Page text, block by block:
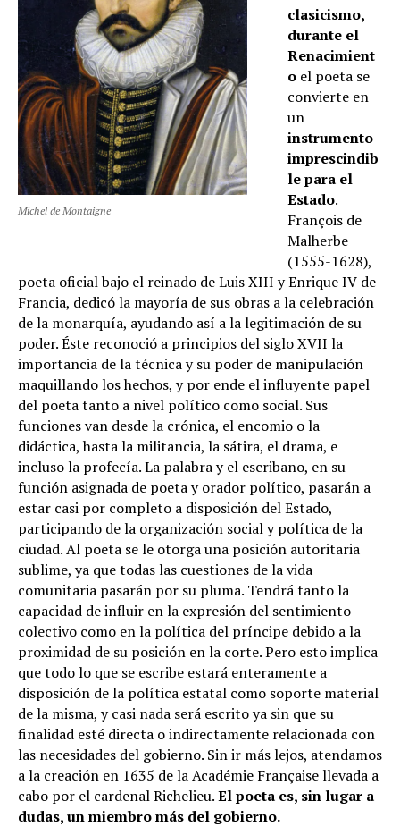
Michel de Montaigne
clasicismo,
durante el
Renacimient
o el poeta se
convierte en
un
instrumento
imprescindib
le para el
Estado.
François de
Malherbe
(1555-1628),
poeta oficial bajo el reinado de Luis XIII y Enrique IV de
Francia, dedicó la mayoría de sus obras a la celebración
de la monarquía, ayudando así a la legitimación de su
poder. Éste reconoció a principios del siglo XVII la
importancia de la técnica y su poder de manipulación
maquillando los hechos, y por ende el influyente papel
del poeta tanto a nivel político como social. Sus
funciones van desde la crónica, el encomio o la
didáctica, hasta la militancia, la sátira, el drama, e
incluso la profecía. La palabra y el escribano, en su
función asignada de poeta y orador político, pasarán a
estar casi por completo a disposición del Estado,
participando de la organización social y política de la
ciudad. Al poeta se le otorga una posición autoritaria
sublime, ya que todas las cuestiones de la vida
comunitaria pasarán por su pluma. Tendrá tanto la
capacidad de influir en la expresión del sentimiento
colectivo como en la política del príncipe debido a la
proximidad de su posición en la corte. Pero esto implica
que todo lo que se escribe estará enteramente a
disposición de la política estatal como soporte material
de la misma, y casi nada será escrito ya sin que su
finalidad esté directa o indirectamente relacionada con
las necesidades del gobierno. Sin ir más lejos, atendamos
a la creación en 1635 de la Académie Française llevada a
cabo por el cardenal Richelieu.El poeta es, sin lugar a
dudas, un miembro más del gobierno.